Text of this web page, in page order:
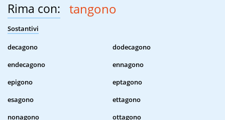
Rima con: tangono
Sostantivi
decagono
dodecagono
endecagono
ennagono
epigono
eptagono
esagono
ettagono
nonagono
ottagono